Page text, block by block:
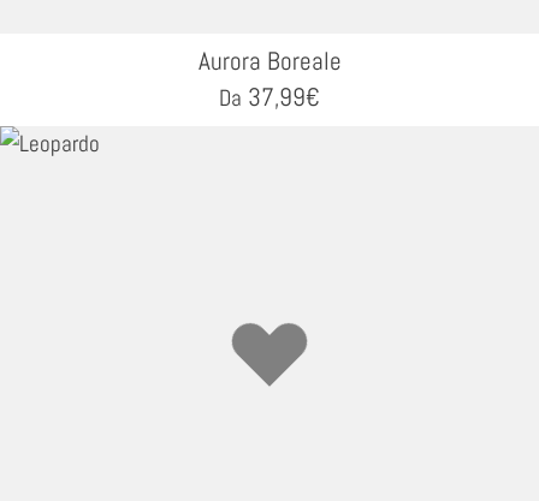
Aurora Boreale
Da 37,99€